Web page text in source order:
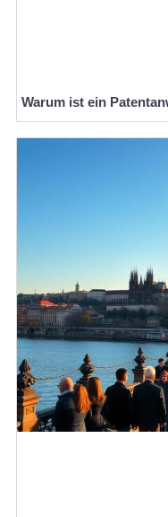
Warum ist ein